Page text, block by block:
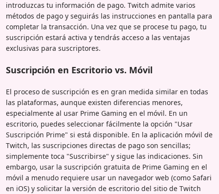
introduzcas tu información de pago. Twitch admite varios
métodos de pago y seguirás las instrucciones en pantalla para
completar la transacción. Una vez que se procese tu pago, tu
suscripción estará activa y tendrás acceso a las ventajas
exclusivas para suscriptores.
Suscripción en Escritorio vs. Móvil
El proceso de suscripción es en gran medida similar en todas
las plataformas, aunque existen diferencias menores,
especialmente al usar Prime Gaming en el móvil. En un
escritorio, puedes seleccionar fácilmente la opción "Usar
Suscripción Prime" si está disponible. En la aplicación móvil de
Twitch, las suscripciones directas de pago son sencillas;
simplemente toca "Suscribirse" y sigue las indicaciones. Sin
embargo, usar la suscripción gratuita de Prime Gaming en el
móvil a menudo requiere usar un navegador web (como Safari
en iOS) y solicitar la versión de escritorio del sitio de Twitch